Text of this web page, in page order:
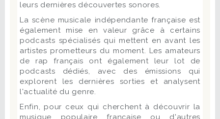
leurs dernières découvertes sonores.
La scène musicale indépendante française est
également mise en valeur grâce à certains
podcasts spécialisés qui mettent en avant les
artistes prometteurs du moment. Les amateurs
de rap français ont également leur lot de
podcasts dédiés, avec des émissions qui
explorent les dernières sorties et analysent
l'actualité du genre.
Enfin, pour ceux qui cherchent à découvrir la
musique populaire française ou d'autres